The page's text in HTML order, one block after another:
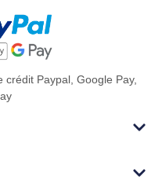
Paypal, Google Pay,